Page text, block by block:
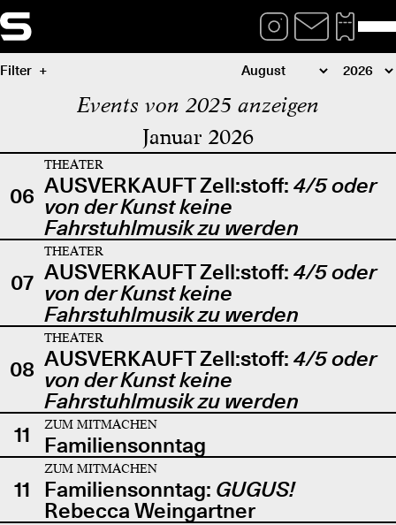
Filter
Events von 2025 anzeigen
Januar 2026
06
THEATER
AUSVERKAUFT Zell:stoff: 4/5 oder
von der Kunst keine
Fahrstuhlmusik zu werden
07
THEATER
AUSVERKAUFT Zell:stoff: 4/5 oder
von der Kunst keine
Fahrstuhlmusik zu werden
08
THEATER
AUSVERKAUFT Zell:stoff: 4/5 oder
von der Kunst keine
Fahrstuhlmusik zu werden
11
ZUM MITMACHEN
Familiensonntag
11
ZUM MITMACHEN
Familiensonntag: GUGUS!
Rebecca Weingartner